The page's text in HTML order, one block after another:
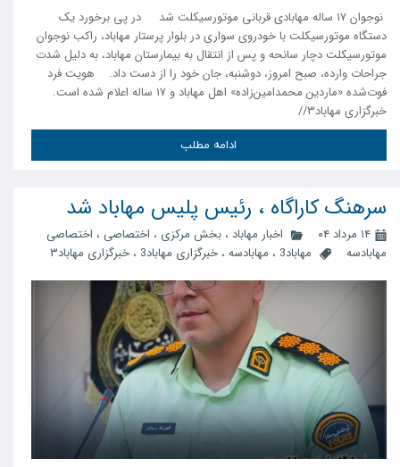
نوجوان ۱۷ ساله مهابادی قربانی موتورسیکلت شد در پی برخورد یک
دستگاه موتورسیکلت با خودروی سواری در بلوار پرستار مهاباد، راکب نوجوان
موتورسیکلت دچار سانحه و پس از انتقال بە بیمارستان مهاباد، به دلیل شدت
جراحات وارده، صبح امروز، دوشنبه، جان خود را از دست داد. هویت فرد
فوت‌شده «ماردین محمدامین‌زاده» اهل مهاباد و ۱۷ ساله اعلام شده است.
خبرگزاری مهاباد۳//
ادامه مطلب
سرهنگ کاراگاه ، رئیس پلیس مهاباد شد
۱۴ مرداد ۰۴ اخبار مهاباد ، بخش مرکزی ، اختصاصی ، اختصاصی
مهابادسه
مهاباد3 ، مهابادسه ، خبرگزاری مهاباد3 ، خبرگزاری مهاباد۳